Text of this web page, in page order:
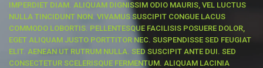
IMPERDIET DIAM. ALIQUAM DIGNISSIM ODIO MAURIS, VEL LUCTUS
NULLA TINCIDUNT NON. VIVAMUS SUSCIPIT CONGUE LACUS
COMMODO LOBORTIS. PELLENTESQUE FACILISIS POSUERE DOLOR,
EGET ALIQUAM JUSTO PORTTITOR NEC. SUSPENDISSE SED FEUGIAT
ELIT. AENEAN UT RUTRUM NULLA. SED SUSCIPIT ANTE DUI. SED
CONSECTETUR SCELERISQUE FERMENTUM. ALIQUAM LACINIA